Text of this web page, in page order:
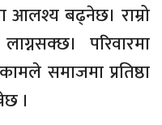
आलश्य बढ्नेछ। राम्रो
परिवारमा
समाजमा प्रतिष्ठा
।